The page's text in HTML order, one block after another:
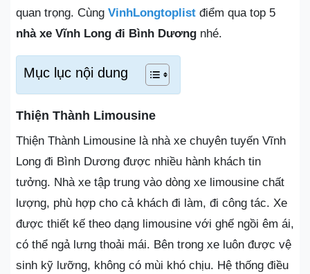
quan trọng. Cùng VinhLongtoplist điểm qua top 5
nhà xe Vĩnh Long đi Bình Dương nhé.
Mục lục nội dung
Thiện Thành Limousine
Thiện Thành Limousine là nhà xe chuyên tuyến Vĩnh
Long đi Bình Dương được nhiều hành khách tin
tưởng. Nhà xe tập trung vào dòng xe limousine chất
lượng, phù hợp cho cả khách đi làm, đi công tác. Xe
được thiết kế theo dạng limousine với ghế ngồi êm ái,
có thể ngả lưng thoải mái. Bên trong xe luôn được vệ
sinh kỹ lưỡng, không có mùi khó chịu. Hệ thống điều